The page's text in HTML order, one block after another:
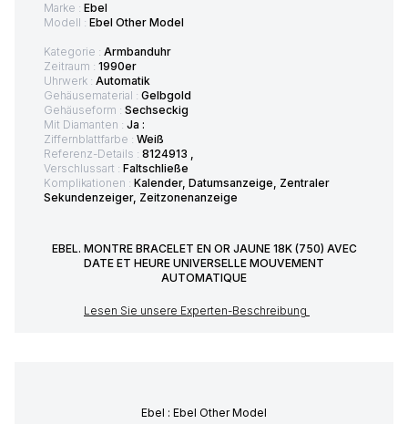
Marke : Ebel
Modell : Ebel Other Model
Kategorie : Armbanduhr
Zeitraum : 1990er
Uhrwerk : Automatik
Gehäusematerial : Gelbgold
Gehäuseform : Sechseckig
Mit Diamanten : Ja :
Ziffernblattfarbe : Weiß
Referenz-Details : 8124913 ,
Verschlussart : Faltschließe
Komplikationen : Kalender, Datumsanzeige, Zentraler
Sekundenzeiger, Zeitzonenanzeige
EBEL. MONTRE BRACELET EN OR JAUNE 18K (750) AVEC
DATE ET HEURE UNIVERSELLE MOUVEMENT
AUTOMATIQUE
Lesen Sie unsere Experten-Beschreibung
Ebel : Ebel Other Model